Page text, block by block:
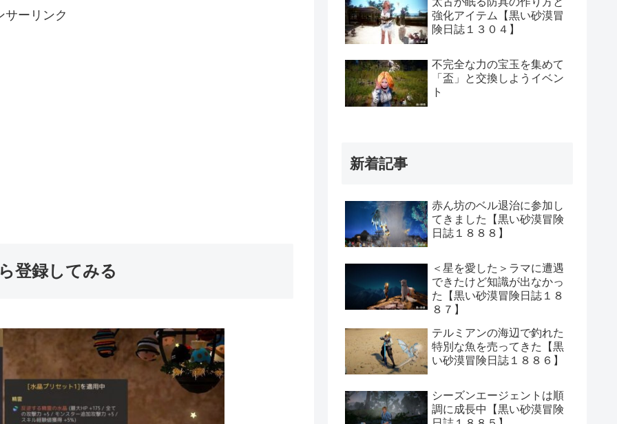
サーリンク
登録してみる
強化アイテム【黒い砂漠冒
険日誌１３０４】
不完全な力の宝玉を集めて
「盃」と交換しようイベン
ト
新着記事
赤ん坊のベル退治に参加し
てきました【黒い砂漠冒険
日誌１８８８】
＜星を愛した＞ラマに遭遇
できたけど知識が出なかっ
た【黒い砂漠冒険日誌１８
８７】
テルミアンの海辺で釣れた
特別な魚を売ってきた【黒
い砂漠冒険日誌１８８６】
シーズンエージェントは順
調に成長中【黒い砂漠冒険